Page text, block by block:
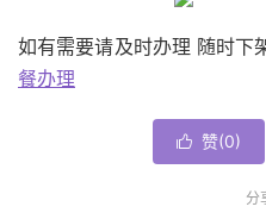
如有需要请及时办理 随时下
餐办理
 赞(0)
分